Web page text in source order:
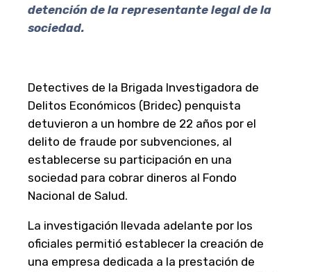
detención de la representante legal de la
sociedad.
Detectives de la Brigada Investigadora de
Delitos Económicos (Bridec) penquista
detuvieron a un hombre de 22 años por el
delito de fraude por subvenciones, al
establecerse su participación en una
sociedad para cobrar dineros al Fondo
Nacional de Salud.
La investigación llevada adelante por los
oficiales permitió establecer la creación de
una empresa dedicada a la prestación de